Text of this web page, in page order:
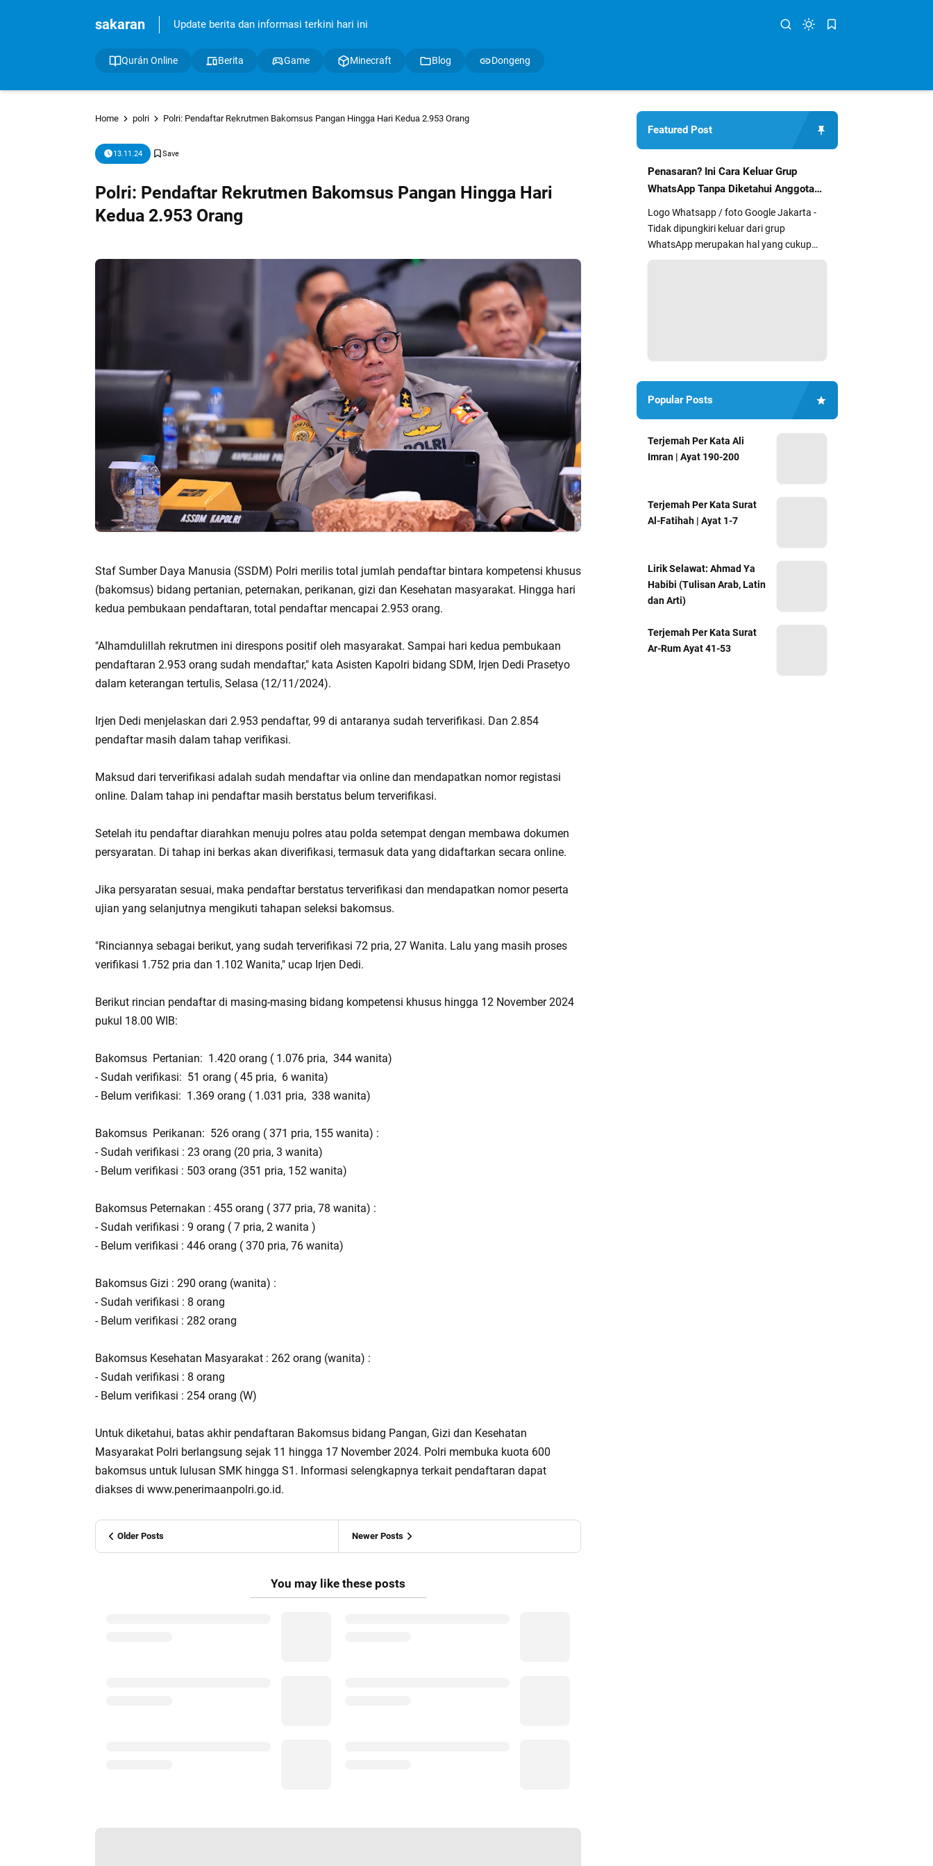
sakaran Update berita dan informasi terkini hari ini
Qurán Online Berita Game Minecraft Blog Dongeng
Home polri Polri: Pendaftar Rekrutmen Bakomsus Pangan Hingga Hari Kedua 2.953 Orang
13.11.24
Polri: Pendaftar Rekrutmen Bakomsus Pangan Hingga Hari
Kedua 2.953 Orang
Staf Sumber Daya Manusia (SSDM) Polri merilis total jumlah pendaftar bintara kompetensi khusus
(bakomsus) bidang pertanian, peternakan, perikanan, gizi dan Kesehatan masyarakat. Hingga hari
kedua pembukaan pendaftaran, total pendaftar mencapai 2.953 orang.
"Alhamdulillah rekrutmen ini direspons positif oleh masyarakat. Sampai hari kedua pembukaan
pendaftaran 2.953 orang sudah mendaftar," kata Asisten Kapolri bidang SDM, Irjen Dedi Prasetyo
dalam keterangan tertulis, Selasa (12/11/2024).
Irjen Dedi menjelaskan dari 2.953 pendaftar, 99 di antaranya sudah terverifikasi. Dan 2.854
pendaftar masih dalam tahap verifikasi.
Maksud dari terverifikasi adalah sudah mendaftar via online dan mendapatkan nomor registasi
online. Dalam tahap ini pendaftar masih berstatus belum terverifikasi.
Setelah itu pendaftar diarahkan menuju polres atau polda setempat dengan membawa dokumen
persyaratan. Di tahap ini berkas akan diverifikasi, termasuk data yang didaftarkan secara online.
Jika persyaratan sesuai, maka pendaftar berstatus terverifikasi dan mendapatkan nomor peserta
ujian yang selanjutnya mengikuti tahapan seleksi bakomsus.
"Rinciannya sebagai berikut, yang sudah terverifikasi 72 pria, 27 Wanita. Lalu yang masih proses
verifikasi 1.752 pria dan 1.102 Wanita," ucap Irjen Dedi.
Berikut rincian pendaftar di masing-masing bidang kompetensi khusus hingga 12 November 2024
pukul 18.00 WIB:
Bakomsus Pertanian: 1.420 orang ( 1.076 pria, 344 wanita)
- Sudah verifikasi: 51 orang ( 45 pria, 6 wanita)
- Belum verifikasi: 1.369 orang ( 1.031 pria, 338 wanita)
Bakomsus Perikanan: 526 orang ( 371 pria, 155 wanita) :
- Sudah verifikasi : 23 orang (20 pria, 3 wanita)
- Belum verifikasi : 503 orang (351 pria, 152 wanita)
Bakomsus Peternakan : 455 orang ( 377 pria, 78 wanita) :
- Sudah verifikasi : 9 orang ( 7 pria, 2 wanita )
- Belum verifikasi : 446 orang ( 370 pria, 76 wanita)
Bakomsus Gizi : 290 orang (wanita) :
- Sudah verifikasi : 8 orang
- Belum verifikasi : 282 orang
Bakomsus Kesehatan Masyarakat : 262 orang (wanita) :
- Sudah verifikasi : 8 orang
- Belum verifikasi : 254 orang (W)
Untuk diketahui, batas akhir pendaftaran Bakomsus bidang Pangan, Gizi dan Kesehatan
Masyarakat Polri berlangsung sejak 11 hingga 17 November 2024. Polri membuka kuota 600
bakomsus untuk lulusan SMK hingga S1. Informasi selengkapnya terkait pendaftaran dapat
diakses di www.penerimaanpolri.go.id.
Older Posts Newer Posts
You may like these posts
Featured Post
Penasaran? Ini Cara Keluar Grup
WhatsApp Tanpa Diketahui Anggota
Lain
Logo Whatsapp / foto Google Jakarta -
Tidak dipungkiri keluar dari grup
WhatsApp merupakan hal yang cukup
segan dan kurang nyaman bagi sebag...
Popular Posts
Terjemah Per Kata Ali
Imran | Ayat 190-200
Terjemah Per Kata Surat
Al-Fatihah | Ayat 1-7
Lirik Selawat: Ahmad Ya
Habibi (Tulisan Arab, Latin
dan Arti)
Terjemah Per Kata Surat
Ar-Rum Ayat 41-53